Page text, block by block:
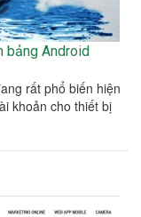
bảng Android
rất phổ biến hiện
khoản cho thiết bị